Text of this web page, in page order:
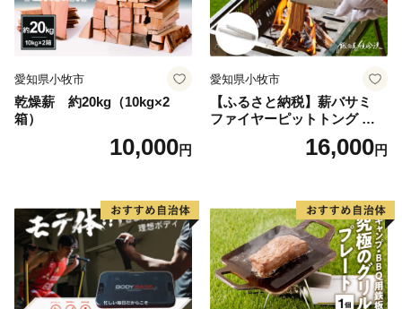
愛知県小牧市
乾燥薪 約20kg（10kg×2
箱）
10,000円
愛知県小牧市
【ふるさと納税】薪バサミ
ファイヤーピットトング ソ
ロキャンプ用 コンパクト ス
テンレス材 軽量 アウトドア
い 繰り返し使える 日本製 安
心 鍛冶屋の頓珍漢 愛知県 送
料無料
16,000円